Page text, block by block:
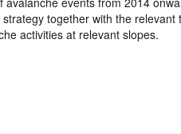
together with the
activities at relevant slopes.